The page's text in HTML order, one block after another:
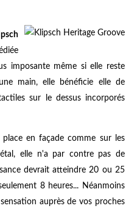
imposante même si elle reste
main, elle bénéficie elle de
sur le dessus incorporés
en façade comme sur les
elle n'a par contre pas de
devrait atteindre 20 ou 25
8 heures... Néanmoins
auprès de vos proches